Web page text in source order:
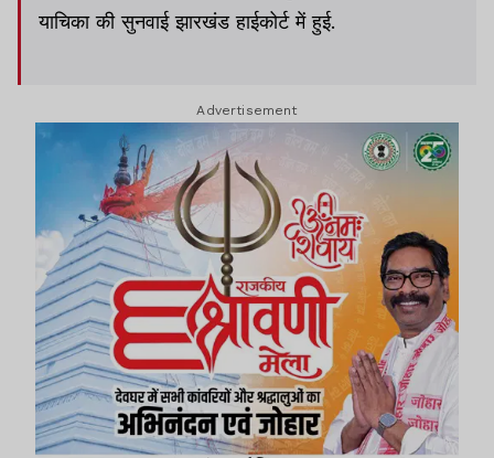
याचिका की सुनवाई झारखंड हाईकोर्ट में हुई.
Advertisement